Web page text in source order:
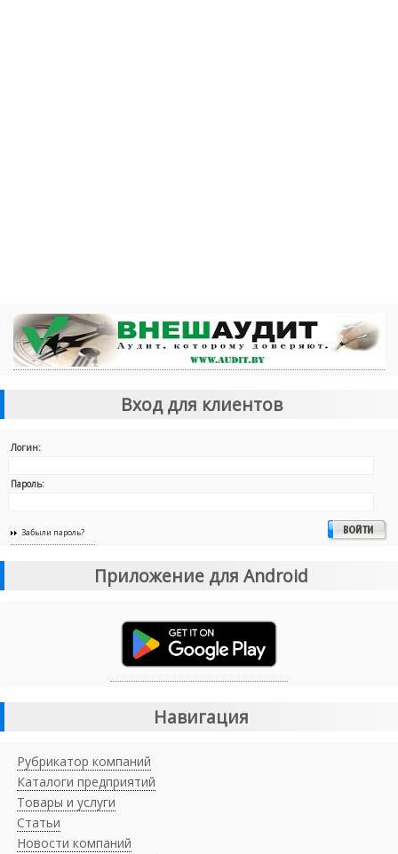
Вход для клиентов
Логин:
Пароль:
Забыли пароль?
Приложение для Android
Навигация
Рубрикатор компаний
Каталоги предприятий
Товары и услуги
Статьи
Новости компаний